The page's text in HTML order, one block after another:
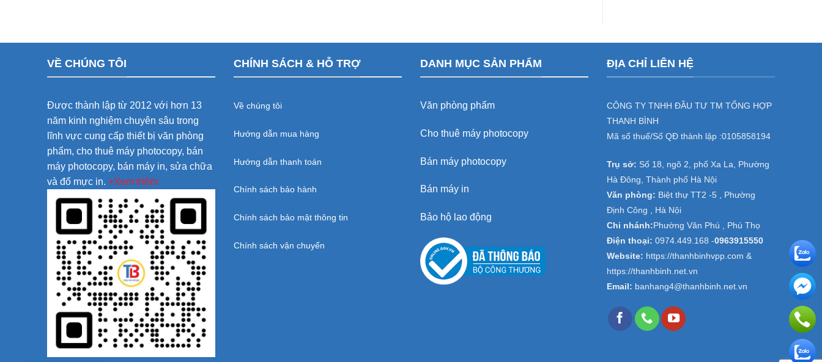
VỀ CHÚNG TÔI
Được thành lập từ 2012 với hơn 13
năm kinh nghiệm chuyên sâu trong
lĩnh vực cung cấp thiết bị văn phòng
phẩm, cho thuê máy photocopy, bán
máy photocopy, bán máy in, sửa chữa
và đổ mực in. +Xem thêm
CHÍNH SÁCH & HỖ TRỢ
Về chúng tôi
Hướng dẫn mua hàng
Hướng dẫn thanh toán
Chính sách bảo hành
Chính sách bảo mật thông tin
Chính sách vận chuyển
DANH MỤC SẢN PHẨM
Văn phòng phẩm
Cho thuê máy photocopy
Bán máy photocopy
Bán máy in
Bảo hộ lao động
ĐỊA CHỈ LIÊN HỆ
CÔNG TY TNHH ĐẦU TƯ TM TỔNG HỢP
THANH BÌNH
Mã số thuế/Số QĐ thành lập :0105858194
Trụ sở: Số 18, ngõ 2, phố Xa La, Phường
Hà Đông, Thành phố Hà Nội
Văn phòng: Biệt thự TT2 -5 , Phường
Định Công , Hà Nội
Chi nhánh: Phường Văn Phú , Phú Thọ
Điện thoại: 0974.449.168 -0963915550
Website: https://thanhbinhvpp.com &
https://thanhbinh.net.vn
Email: banhang4@thanhbinh.net.vn